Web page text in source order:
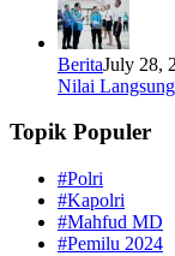
BeritaJuly 28,
Nilai
Topik Populer
#Polri
#Kapolri
#Mahfud MD
#Pemilu 2024